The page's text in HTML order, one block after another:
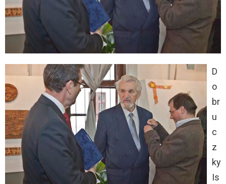
D
o
br
u
c
z
ky
Is